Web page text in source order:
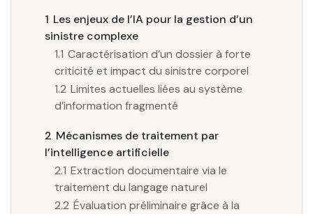
1 Les enjeux de l’IA pour la gestion d’un
sinistre complexe
1.1 Caractérisation d’un dossier à forte
criticité et impact du sinistre corporel
1.2 Limites actuelles liées au système
d’information fragmenté
2 Mécanismes de traitement par
l’intelligence artificielle
2.1 Extraction documentaire via le
traitement du langage naturel
2.2 Évaluation préliminaire grâce à la